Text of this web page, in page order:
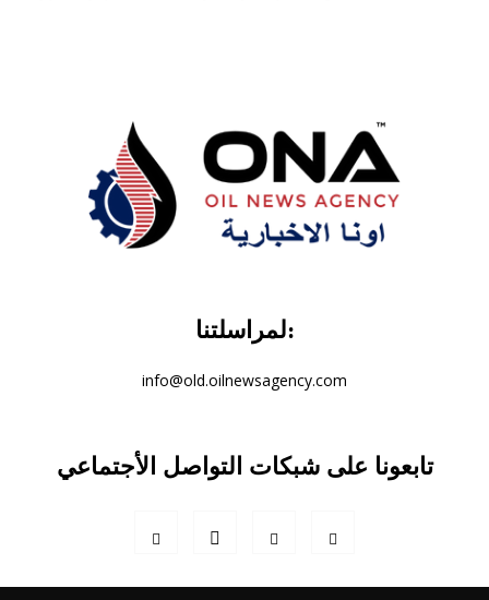
لمراسلتنا:
info@old.oilnewsagency.com
تابعونا على شبكات التواصل الأجتماعي